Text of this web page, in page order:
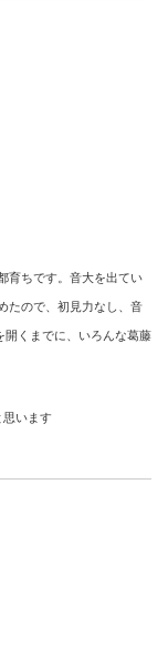
育ちです。音大を出てい
たので、初見力なし、音
開くまでに、いろんな葛藤
思います